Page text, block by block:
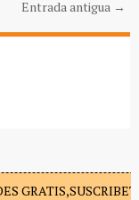
Entrada antigua →